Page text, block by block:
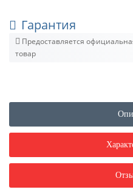
Гарантия
Предоставляется
товар